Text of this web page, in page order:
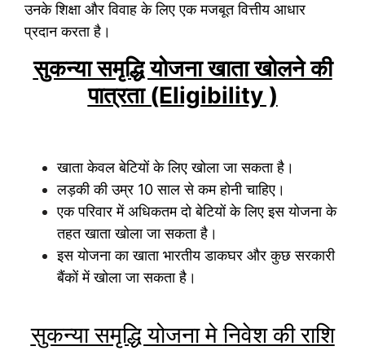
उनके शिक्षा और विवाह के लिए एक मजबूत वित्तीय आधार
प्रदान करता है।
सुकन्या समृद्धि योजना खाता खोलने की
पात्रता (Eligibility )
खाता केवल बेटियों के लिए खोला जा सकता है।
लड़की की उम्र 10 साल से कम होनी चाहिए।
एक परिवार में अधिकतम दो बेटियों के लिए इस योजना के
तहत खाता खोला जा सकता है।
इस योजना का खाता भारतीय डाकघर और कुछ सरकारी
बैंकों में खोला जा सकता है।
सुकन्या समृद्धि योजना मेनिवेश की राशि